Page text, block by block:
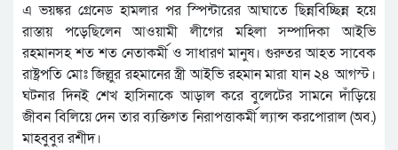
এ ভয়ঙ্কর গ্রেনেড হামলার পর স্পিন্টারের আঘাতে ছিন্নবিচ্ছিন্ন হয়ে
রাস্তায় পড়েছিলেন আওয়ামী লীগের মহিলা সম্পাদিকা আইভি
রহমানসহ শত শত নেতাকর্মী ও সাধারণ মানুষ। গুরুতর আহত সাবেক
রাষ্ট্রপতি মোঃ জিল্লুর রহমানের স্ত্রী আইভি রহমান মারা যান ২৪ আগস্ট।
ঘটনার দিনই শেখ হাসিনাকে আড়াল করে বুলেটের সামনে দাঁড়িয়ে
জীবন বিলিয়ে দেন তার ব্যক্তিগত নিরাপত্তাকর্মী ল্যান্স করপোরাল (অব.)
মাহবুবুর রশীদ।